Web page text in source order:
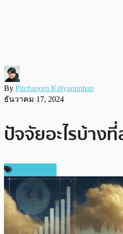
By Pitchaporn Kitiyanuphap
ธันวาคม 17, 2024
ปัจจัยอะไรบ้าง